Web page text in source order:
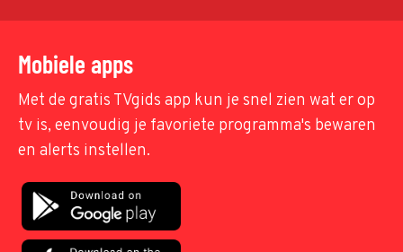
Mobiele apps
Met de gratis TVgids app kun je snel zien wat er op
tv is, eenvoudig je favoriete programma's bewaren
en alerts instellen.